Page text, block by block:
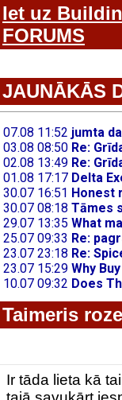
Iet uz
FORUMS
JAUNĀKĀS
Taimeris
Ir tāda lieta kā